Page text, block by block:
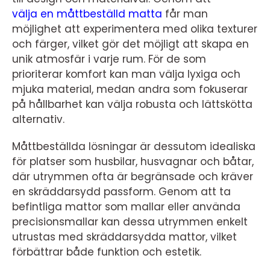
välja en måttbeställd matta får man
möjlighet att experimentera med olika texturer
och färger, vilket gör det möjligt att skapa en
unik atmosfär i varje rum. För de som
prioriterar komfort kan man välja lyxiga och
mjuka material, medan andra som fokuserar
på hållbarhet kan välja robusta och lättskötta
alternativ.
Måttbeställda lösningar är dessutom idealiska
för platser som husbilar, husvagnar och båtar,
där utrymmen ofta är begränsade och kräver
en skräddarsydd passform. Genom att ta
befintliga mattor som mallar eller använda
precisionsmallar kan dessa utrymmen enkelt
utrustas med skräddarsydda mattor, vilket
förbättrar både funktion och estetik.